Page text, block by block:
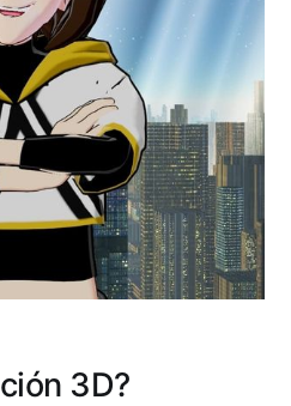
3D?